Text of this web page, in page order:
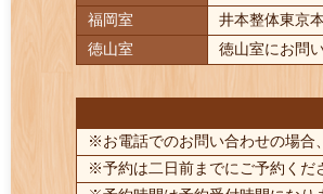
福岡室
井本整体東
徳山室
徳山室に
※お電話でのお問い合わせの場合
※予約は二日前までにご予約くだ